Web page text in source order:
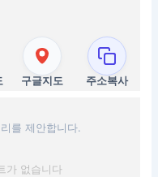
구글지도 주소복사
를 제안합니다.
가 없습니다